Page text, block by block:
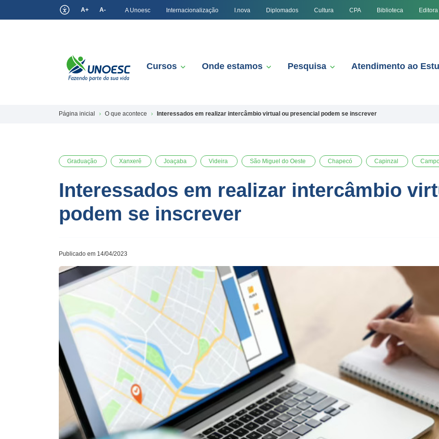
A+ A- A Unoesc Internacionalização I.nova Diplomados Cultura CPA Biblioteca Editora
Cursos Onde estamos Pesquisa Atendimento ao
Página inicial O que acontece Interessados em realizar intercâmbio virtual ou presencial podem se inscrever
Graduação Xanxerê Joaçaba Videira São Miguel do Oeste Chapecó Capinzal
Interessados em realizar intercâmbio
podem se inscrever
Publicado em 14/04/2023